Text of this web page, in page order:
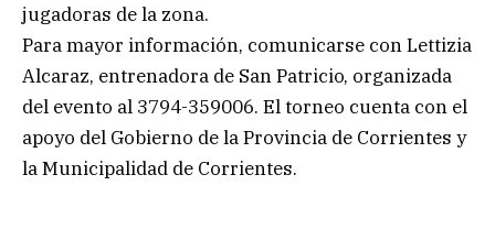
jugadoras de la zona.
Para mayor información, comunicarse con Lettizia
Alcaraz, entrenadora de San Patricio, organizada
del evento al 3794-359006. El torneo cuenta con el
apoyo del Gobierno de la Provincia de Corrientes y
la Municipalidad de Corrientes.